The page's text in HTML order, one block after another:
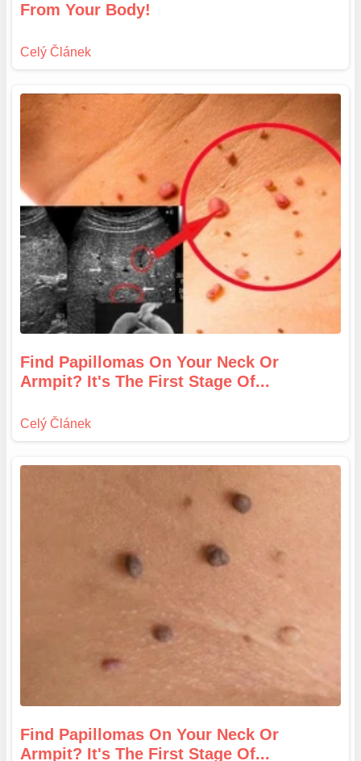
From Your Body!
Find Papillomas On Your Neck Or
Armpit? It's The First Stage Of...
Find Papillomas On Your Neck Or
Armpit? It's The First Stage Of...